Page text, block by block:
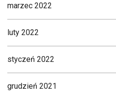
marzec 2022
luty 2022
styczeń 2022
grudzień 2021